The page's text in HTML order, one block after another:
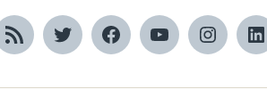
RSS TwitterFacebookYouTube